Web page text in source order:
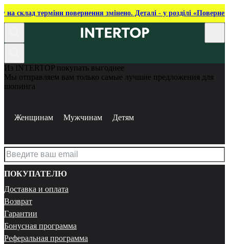
на склад терміни повернення змінено. Деталі - у розділі
Из INTERTOP покупать выгоднее
Мы отправляем вам только самые лучшие предложения для
шопинга
Женщинам Мужчинам Детям
ПОКУПАТЕЛЮ
Доставка и оплата
Возврат
Гарантии
Бонусная программа
Реферальная программа